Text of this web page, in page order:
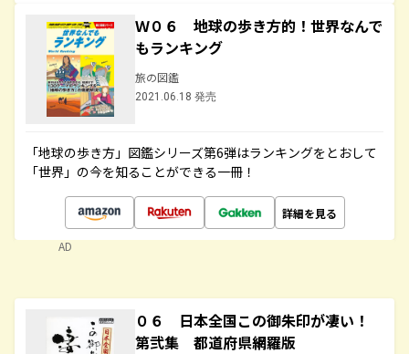
Ｗ０６ 地球の歩き方的！世界なんで
もランキング
旅の図鑑
2021.06.18 発売
「地球の歩き方」図鑑シリーズ第6弾はランキングをとおして
「世界」の今を知ることができる一冊！
詳細を見る
AD
０６ 日本全国この御朱印が凄い！
第弐集 都道府県網羅版